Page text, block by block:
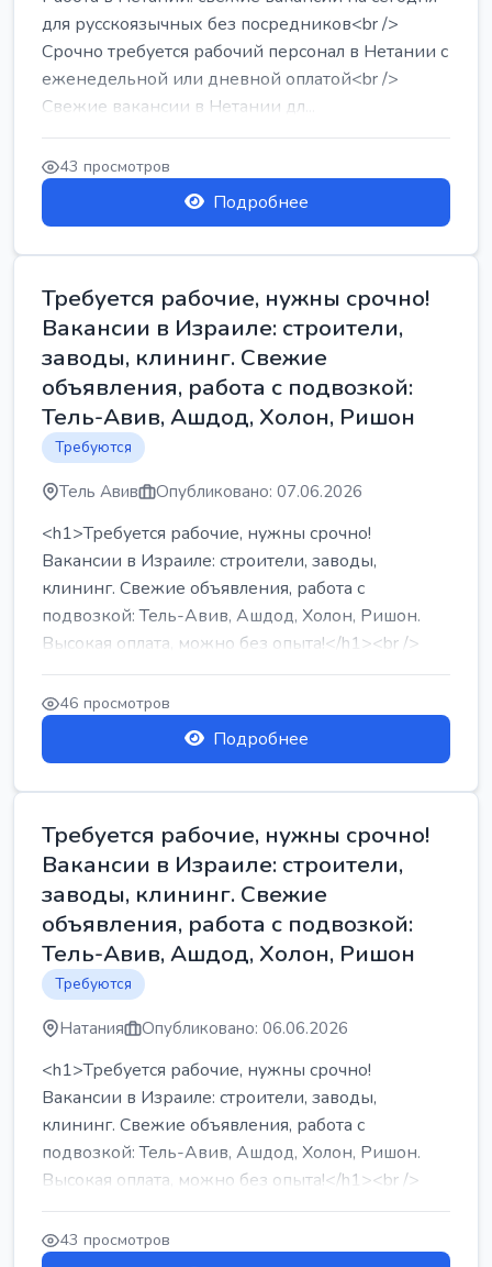
для русскоязычных без посредников<br />
Срочно требуется рабочий персонал в Нетании с
еженедельной или дневной оплатой<br />
Свежие вакансии в Нетании дл...
43 просмотров
Подробнее
Требуется рабочие, нужны срочно!
Вакансии в Израиле: строители,
заводы, клининг. Свежие
объявления, работа с подвозкой:
Тель-Авив, Ашдод, Холон, Ришон
Требуются
Тель Авив Опубликовано: 07.06.2026
<h1>Требуется рабочие, нужны срочно!
Вакансии в Израиле: строители, заводы,
клининг. Свежие объявления, работа с
подвозкой: Тель-Авив, Ашдод, Холон, Ришон.
Высокая оплата, можно без опыта!</h1><br />
...
46 просмотров
Подробнее
Требуется рабочие, нужны срочно!
Вакансии в Израиле: строители,
заводы, клининг. Свежие
объявления, работа с подвозкой:
Тель-Авив, Ашдод, Холон, Ришон
Требуются
Натания Опубликовано: 06.06.2026
<h1>Требуется рабочие, нужны срочно!
Вакансии в Израиле: строители, заводы,
клининг. Свежие объявления, работа с
подвозкой: Тель-Авив, Ашдод, Холон, Ришон.
Высокая оплата, можно без опыта!</h1><br />
...
43 просмотров